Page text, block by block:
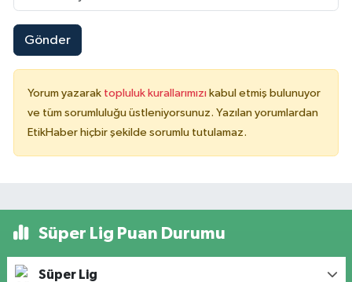
Gönder
Yorum yazarak topluluk kurallarımızı kabul etmiş bulunuyor
ve tüm sorumluluğu üstleniyorsunuz. Yazılan yorumlardan
EtikHaber hiçbir şekilde sorumlu tutulamaz.
Süper Lig Puan Durumu
Süper Lig